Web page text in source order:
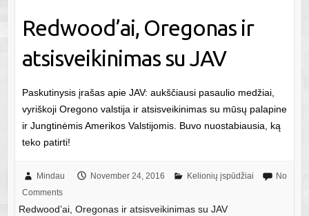
Redwood’ai, Oregonas ir
atsisveikinimas su JAV
Paskutinysis įrašas apie JAV: aukščiausi pasaulio medžiai,
vyriškoji Oregono valstija ir atsisveikinimas su mūsų palapine
ir Jungtinėmis Amerikos Valstijomis. Buvo nuostabiausia, ką
teko patirti!
Mindau November 24, 2016 Kelionių įspūdžiai
No
Comments
Redwood’ai, Oregonas ir atsisveikinimas su JAV